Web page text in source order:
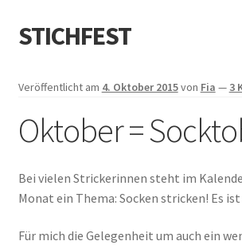
Zur
Navigation
Zum
Inhalt
STICHFEST
Blog
About me
Veröffentlicht am 4. Oktober 2015von Fia — 3
Oktober =
Bei vielen Strickerinnen steht im
Monat ein Thema: Socken stricken! Es
Für mich die Gelegenheit um auch ein